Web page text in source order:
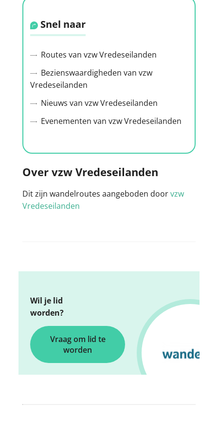
Snel naar
Routes van vzw Vredeseilanden
Bezienswaardigheden van vzw
Vredeseilanden
Nieuws van vzw Vredeseilanden
Evenementen van vzw Vredeseilanden
Over vzw Vredeseilanden
Dit zijn wandelroutes aangeboden doorvzw
Vredeseilanden
Wil je lid
worden?
Vraag om lid te
worden